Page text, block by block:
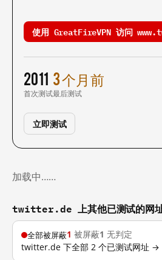
使用 GreatFireVPN 访问
2011
首次测试
3 个月前
最后测试
立即测试
加载中……
twitter.de 上其他已测试的网
全部被屏蔽1 被屏蔽1 无判定
twitter.de 下全部 2 个已测试网址 →